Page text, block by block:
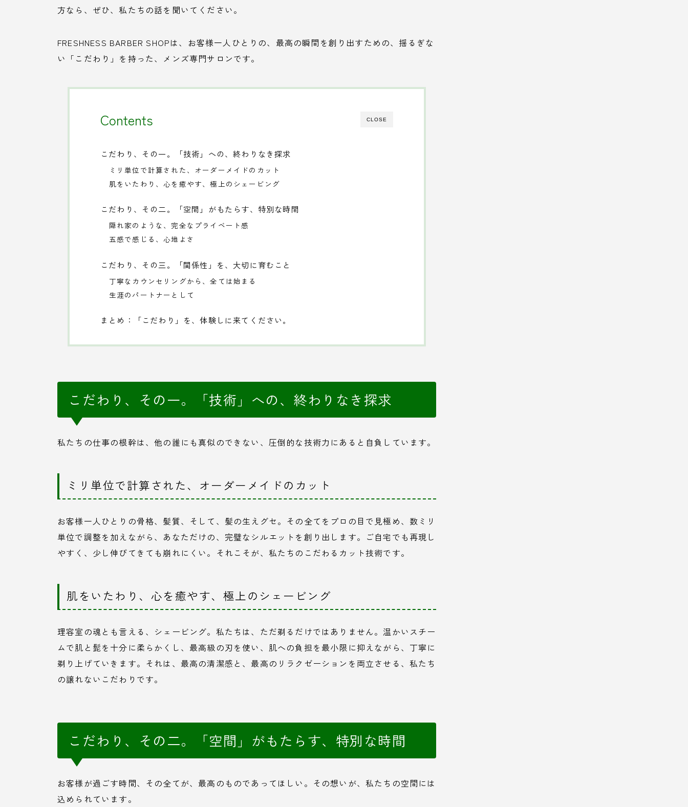
方なら、ぜひ、私たちの話を聞いてください。
FRESHNESS BARBER SHOPは、お客様一人ひとりの、最高の瞬間を創り出すための、揺るぎな
い「こだわり」を持った、メンズ専門サロンです。
CLOSE
Contents
こだわり、その一。「技術」への、終わりなき探求
ミリ単位で計算された、オーダーメイドのカット
肌をいたわり、心を癒やす、極上のシェービング
こだわり、その二。「空間」がもたらす、特別な時間
隠れ家のような、完全なプライベート感
五感で感じる、心地よさ
こだわり、その三。「関係性」を、大切に育むこと
丁寧なカウンセリングから、全ては始まる
生涯のパートナーとして
まとめ：「こだわり」を、体験しに来てください。
こだわり、その一。「技術」への、終わりなき探求
私たちの仕事の根幹は、他の誰にも真似のできない、圧倒的な技術力にあると自負しています。
ミリ単位で計算された、オーダーメイドのカット
お客様一人ひとりの骨格、髪質、そして、髪の生えグセ。その全てをプロの目で見極め、数ミリ
単位で調整を加えながら、あなただけの、完璧なシルエットを創り出します。ご自宅でも再現し
やすく、少し伸びてきても崩れにくい。それこそが、私たちのこだわるカット技術です。
肌をいたわり、心を癒やす、極上のシェービング
理容室の魂とも言える、シェービング。私たちは、ただ剃るだけではありません。温かいスチー
ムで肌と髭を十分に柔らかくし、最高級の刃を使い、肌への負担を最小限に抑えながら、丁寧に
剃り上げていきます。それは、最高の清潔感と、最高のリラクゼーションを両立させる、私たち
の譲れないこだわりです。
こだわり、その二。「空間」がもたらす、特別な時間
お客様が過ごす時間、その全てが、最高のものであってほしい。その想いが、私たちの空間には
込められています。